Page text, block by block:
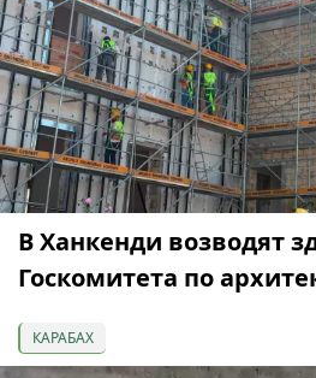
В Ханкенди возводят
Госкомитета по
КАРАБАХ